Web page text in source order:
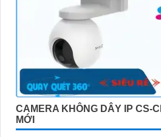
CAMERA KHÔNG DÂY IP CS-
MỚI